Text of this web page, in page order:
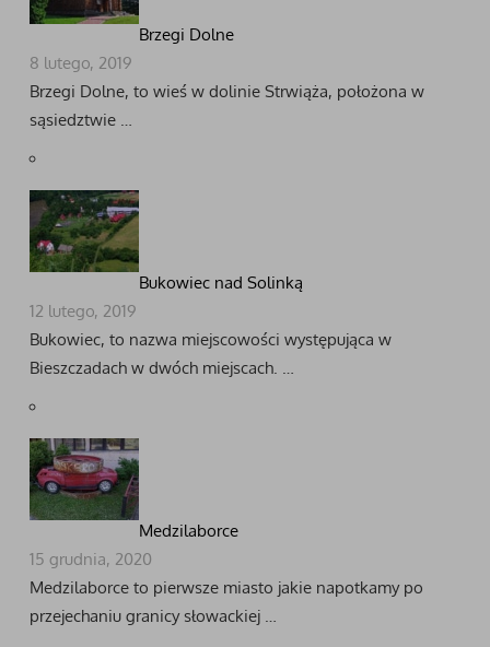
Brzegi Dolne
8 lutego, 2019
Brzegi Dolne, to wieś w dolinie Strwiąża, położona w
sąsiedztwie …
Bukowiec nad Solinką
12 lutego, 2019
Bukowiec, to nazwa miejscowości występująca w
Bieszczadach w dwóch miejscach. …
Medzilaborce
15 grudnia, 2020
Medzilaborce to pierwsze miasto jakie napotkamy po
przejechaniu granicy słowackiej …